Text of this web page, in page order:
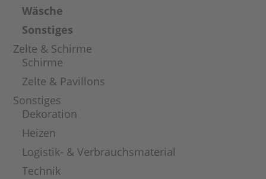
Wäsche
Sonstiges
Zelte & Schirme
Schirme
Zelte & Pavillons
Sonstiges
Dekoration
Heizen
Logistik- & Verbrauchsmaterial
Technik